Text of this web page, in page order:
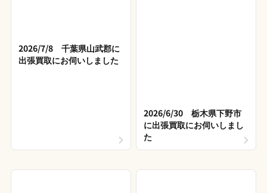
2026/7/8 千葉県山武郡に
出張買取にお伺いしました
2026/6/30 栃木県下野市
に出張買取にお伺いしまし
た